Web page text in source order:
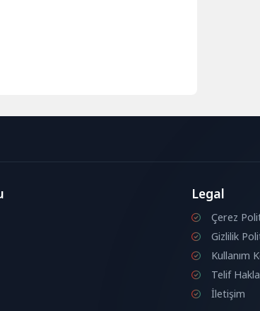
Legal
Çerez
Gizlilik
Kullanım
Telif
İletişim